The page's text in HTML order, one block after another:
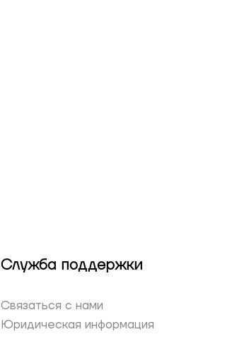
Служба поддержки
Связаться с нами
Юридическая информация